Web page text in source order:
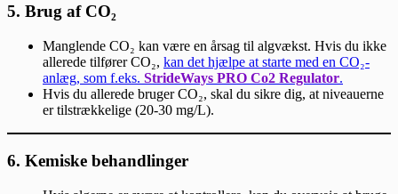
5. Brug af CO₂
Manglende CO₂ kan være en årsag til algvækst. Hvis du ikke
allerede tilfører CO₂, kan det hjælpe at starte med en CO₂-
anlæg, som f.eks. StrideWays PRO Co2 Regulator.
Hvis du allerede bruger CO₂, skal du sikre dig, at niveauerne
er tilstrækkelige (20-30 mg/L).
6. Kemiske behandlinger